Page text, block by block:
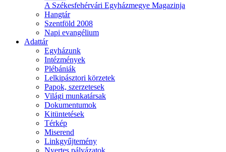
A Székesfehérvári Egyházmegye Magazinja
Hangtár
Szentföld 2008
Napi evangélium
Adattár
Egyházunk
Intézmények
Plébániák
Lelkipásztori körzetek
Papok, szerzetesek
Világi munkatársak
Dokumentumok
Kitüntetések
Térkép
Miserend
Linkgyűjtemény
Nyertes pályázatok